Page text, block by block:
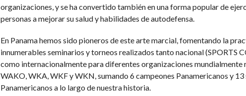
organizaciones, y se ha convertido también en una forma popular de
personas a mejorar su salud y habilidades de autodefensa.
En Panama hemos sido pioneros de este arte marcial, fomentando la
innumerables seminarios y torneos realizados tanto nacional (SPORTS
como internacionalmente para diferentes organizaciones mundialmente
WAKO, WKA, WKF y WKN, sumando 6 campeones Panamericanos y 13
Panamericanos a lo largo de nuestra historia.